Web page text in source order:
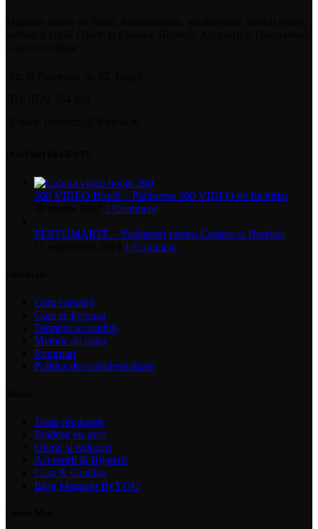
360 VIDEO Booth – Platforma 360 VIDEO de Inchiriat
1 Comment
PERFUMARTE – Parfumuri pentru Camera si Hoteluri
1 Comment
Cum comand
Cum se livreaza
Termeni si conditii
Metode de plata
Returnari
Politica de confidentialitate
Toate produsele
Produse en-gros
Oferte si reduceri
Accesorii & Bijuterii
Casa & Gradina
Blog Magazin ByYOU